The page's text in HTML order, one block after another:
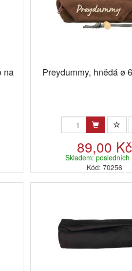
na Preydummy, hnědá ø
89,00 Kč
Skladem: posledních
Kód: 70256